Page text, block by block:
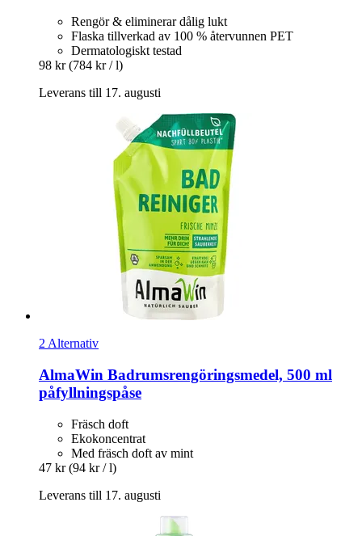
Rengör & eliminerar dålig lukt
Flaska tillverkad av 100 % återvunnen PET
Dermatologiskt testad
98 kr (784 kr / l)
Leverans till 17. augusti
2 Alternativ
AlmaWin Badrumsrengöringsmedel, 500 ml
påfyllningspåse
Fräsch doft
Ekokoncentrat
Med fräsch doft av mint
47 kr (94 kr / l)
Leverans till 17. augusti